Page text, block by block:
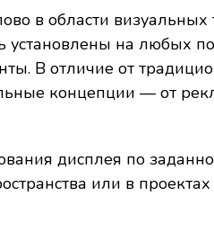
в области
на любых
В отличие от
концепции — от
дисплея по
или в